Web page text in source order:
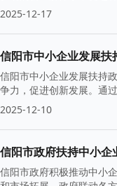
2025-12-17
信阳市中小企业发展扶
信阳市中小企业发展扶持
争力，促进创新发展。通
2025-12-10
信阳市政府扶持中小企
信阳市政府积极推动中小